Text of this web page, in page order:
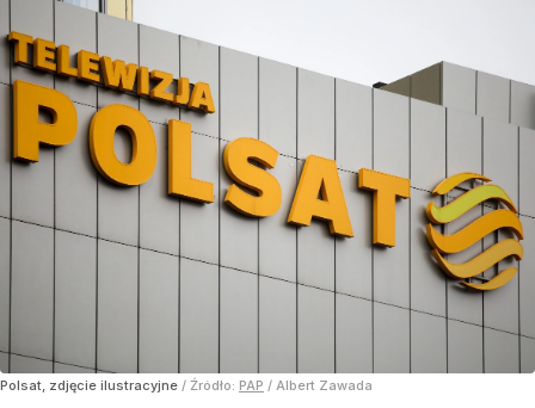
Polsat, zdjęcie ilustracyjne / Źródło: PAP / Albert Zawada